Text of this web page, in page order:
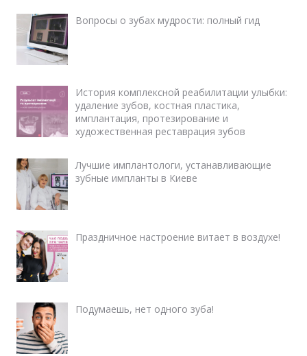
Вопросы о зубах мудрости: полный гид
История комплексной реабилитации улыбки:
удаление зубов, костная пластика,
имплантация, протезирование и
художественная реставрация зубов
Лучшие имплантологи, устанавливающие
зубные импланты в Киеве
Праздничное настроение витает в воздухе!
Подумаешь, нет одного зуба!